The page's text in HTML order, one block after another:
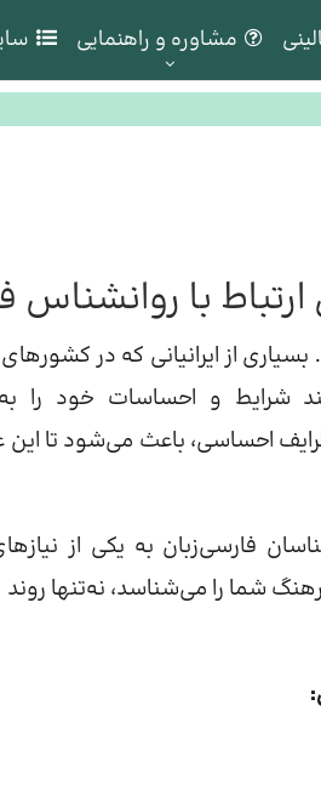
مشاوره و راهنمایی
با روانشناس
از ایرانیانی که در
شرایط و احساسات خود را
احساسی، باعث می‌شود تا این
فارسی‌زبان به یکی از
شما را می‌شناسد، نه‌تنها روند